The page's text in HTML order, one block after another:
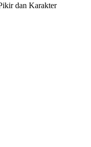
dan Karakter